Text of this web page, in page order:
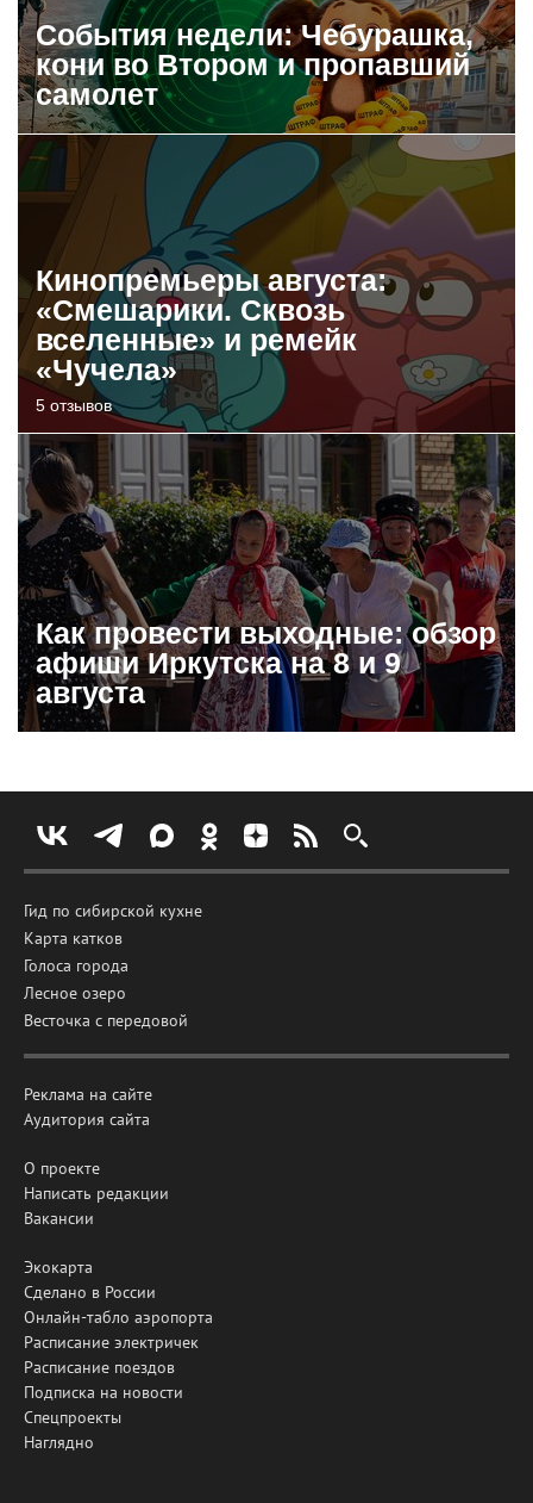
События недели: Чебурашка,
кони во Втором и пропавший
самолет
Кинопремьеры августа:
«Смешарики. Сквозь
вселенные» и ремейк
«Чучела»
5 отзывов
Как провести выходные: обзор
афиши Иркутска на 8 и 9
августа
Гид по сибирской кухне
Карта катков
Голоса города
Лесное озеро
Весточка с передовой
Реклама на сайте
Аудитория сайта
О проекте
Написать редакции
Вакансии
Экокарта
Сделано в России
Онлайн-табло аэропорта
Расписание электричек
Расписание поездов
Подписка на новости
Спецпроекты
Наглядно